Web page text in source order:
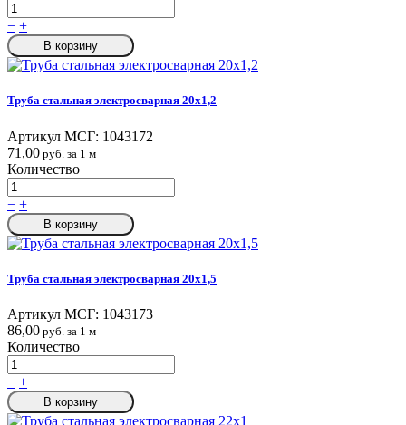
− +
В корзину
Труба стальная электросварная 20x1,2
Артикул МСГ: 1043172
71,00 руб. за 1 м
Количество
− +
В корзину
Труба стальная электросварная 20x1,5
Артикул МСГ: 1043173
86,00 руб. за 1 м
Количество
− +
В корзину